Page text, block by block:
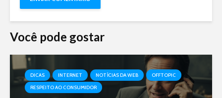
Você pode gostar
DICAS INTERNET NOTÍCIAS DA WEB
OFFTOPIC
RESPEITO AO CONSUMIDOR